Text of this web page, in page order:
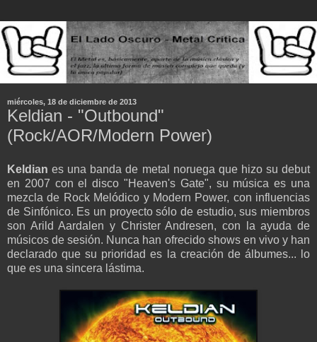
miércoles, 18 de diciembre de 2013
Keldian - "Outbound"
(Rock/AOR/Modern Power)
Keldianes una banda de metal noruega que hizo su debut
en 2007 con el disco "Heaven's Gate", su música es una
mezcla de Rock Melódico y Modern Power, con influencias
de Sinfónico. Es un proyecto sólo de estudio, sus miembros
son Arild Aardalen y Christer Andresen, con la ayuda de
músicos de sesión. Nunca han ofrecido shows en vivo y han
declarado que su prioridad es la creación de álbumes... lo
que es una sincera lástima.